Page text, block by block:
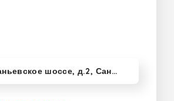
и всех,
шоссе, д.2, Санкт-Петербург, Россия